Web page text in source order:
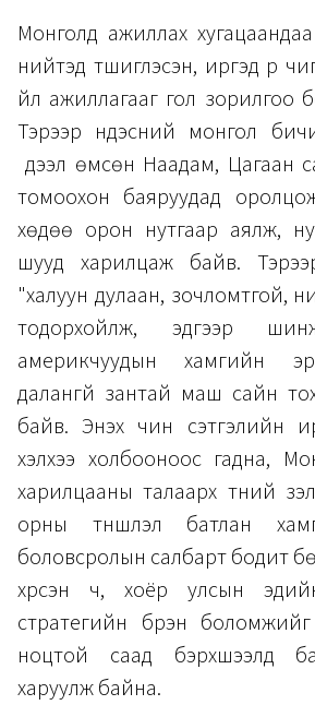
Монголд ажиллах
нийтэд түшиглэсэн, иргэд рүү
үйл ажиллагааг гол зорилгоо
Тэрээр үндэсний монгол
дээл өмсөн Наадам, Цагаан
томоохон баяруудад
хөдөө орон нутгаар аялж,
шууд харилцаж байв.
"халуун дулаан, зочломтгой,
тодорхойлж, эдгээр
америкчуудын хамгийн
далангүй зантай маш сайн
байв. Энэхүү чин сэтгэлийн
хэлхээ холбооноос гадна,
харилцааны талаарх түүний
орны түншлэл батлан
боловсролын салбарт бодит
хүрсэн ч, хоёр улсын
стратегийн бүрэн
ноцтой саад бэрхшээлүүд
харуулж байна.